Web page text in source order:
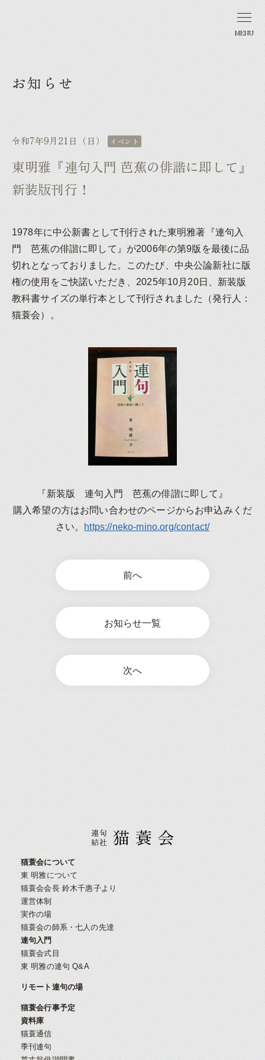
MENU
お知らせ
令和7年9月21日（日） イベント
東明雅『連句入門 芭蕉の俳諧に即して』
新装版刊行！
1978年に中公新書として刊行された東明雅著『連句入
門 芭蕉の俳諧に即して』が2006年の第9版を最後に品
切れとなっておりました。このたび、中央公論新社に版
権の使用をご快諾いただき、2025年10月20日、新装版
教科書サイズの単行本として刊行されました（発行人：
猫蓑会）。
『新装版 連句入門 芭蕉の俳諧に即して』
購入希望の方はお問い合わせのページからお申込みくだ
さい。https://neko-mino.org/contact/
前へ
お知らせ一覧
次へ
猫蓑会について
東 明雅について
猫蓑会会長 鈴木千惠子より
運営体制
実作の場
猫蓑会の師系・七人の先達
連句入門
猫蓑会式目
東 明雅の連句 Q&A
リモート連句の場
猫蓑会行事予定
資料庫
猫蓑通信
季刊連句